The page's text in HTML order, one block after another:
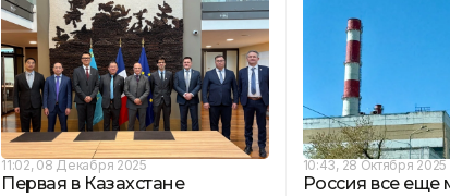
11:02, 08 Декабря 2025
Первая в Казахстане
10:43, 28 Октября 2025
Россия все еще